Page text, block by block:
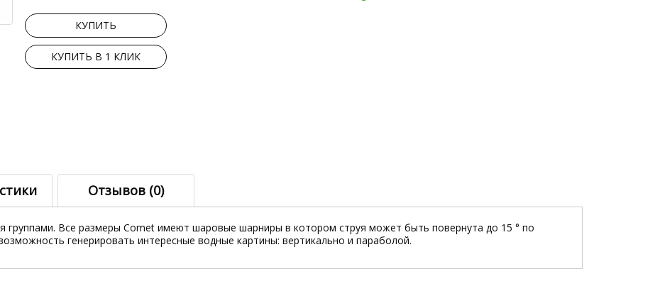
КУПИТЬ
КУПИТЬ В 1 КЛИК
Отзывов (0)
группами. Все размеры Comet имеют шаровые шарниры в котором струя может быть повернута до 15 ° по
генерировать интересные водные картины: вертикально и параболой.